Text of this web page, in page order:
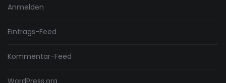
Anmelden
Eintrags-Feed
Kommentar-Feed